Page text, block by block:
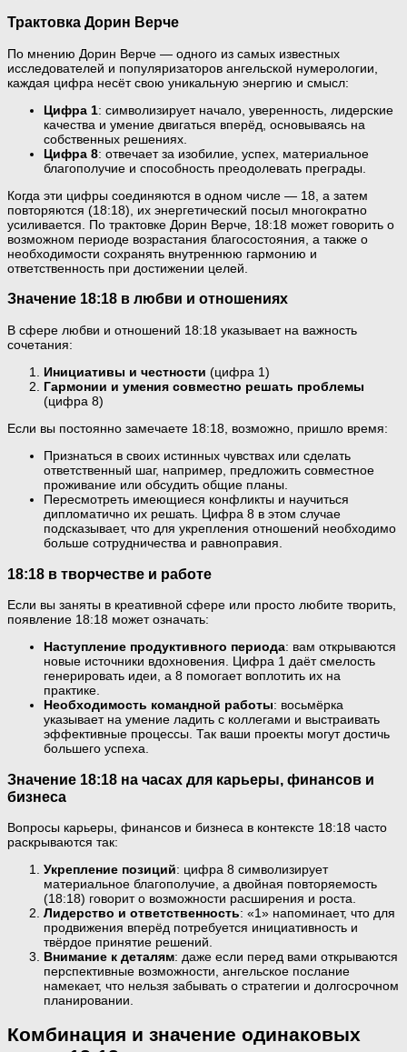
Трактовка Дорин Верче
По мнению Дорин Верче — одного из самых известных
исследователей и популяризаторов ангельской нумерологии,
каждая цифра несёт свою уникальную энергию и смысл:
Цифра 1: символизирует начало, уверенность, лидерские
качества и умение двигаться вперёд, основываясь на
собственных решениях.
Цифра 8: отвечает за изобилие, успех, материальное
благополучие и способность преодолевать преграды.
Когда эти цифры соединяются в одном числе — 18, а затем
повторяются (18:18), их энергетический посыл многократно
усиливается. По трактовке Дорин Верче, 18:18 может говорить о
возможном периоде возрастания благосостояния, а также о
необходимости сохранять внутреннюю гармонию и
ответственность при достижении целей.
Значение 18:18 в любви и отношениях
В сфере любви и отношений 18:18 указывает на важность
сочетания:
Инициативы и честности (цифра 1)
Гармонии и умения совместно решать проблемы
(цифра 8)
Если вы постоянно замечаете 18:18, возможно, пришло время:
Признаться в своих истинных чувствах или сделать
ответственный шаг, например, предложить совместное
проживание или обсудить общие планы.
Пересмотреть имеющиеся конфликты и научиться
дипломатично их решать. Цифра 8 в этом случае
подсказывает, что для укрепления отношений необходимо
больше сотрудничества и равноправия.
18:18 в творчестве и работе
Если вы заняты в креативной сфере или просто любите творить,
появление 18:18 может означать:
Наступление продуктивного периода: вам открываются
новые источники вдохновения. Цифра 1 даёт смелость
генерировать идеи, а 8 помогает воплотить их на
практике.
Необходимость командной работы: восьмёрка
указывает на умение ладить с коллегами и выстраивать
эффективные процессы. Так ваши проекты могут достичь
большего успеха.
Значение 18:18 на часах для карьеры, финансов и
бизнеса
Вопросы карьеры, финансов и бизнеса в контексте 18:18 часто
раскрываются так:
Укрепление позиций: цифра 8 символизирует
материальное благополучие, а двойная повторяемость
(18:18) говорит о возможности расширения и роста.
Лидерство и ответственность: «1» напоминает, что для
продвижения вперёд потребуется инициативность и
твёрдое принятие решений.
Внимание к деталям: даже если перед вами открываются
перспективные возможности, ангельское послание
намекает, что нельзя забывать о стратегии и долгосрочном
планировании.
Комбинация и значение одинаковых